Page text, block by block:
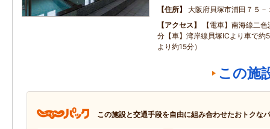
住所
大阪府貝塚市浦田７５－
アクセス
【電車】南海線二
分【車】湾岸線貝塚ICより車で約
より約15分）
この施
この施設と交通手段を自由に組み合わせたおトクな